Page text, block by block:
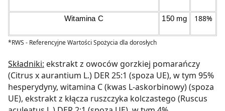
Witamina C 150 mg 188%
*RWS - Referencyjne Wartości Spożycia dla dorosłych
Składniki: ekstrakt z owoców gorzkiej pomarańczy
(Citrus x aurantium L.) DER 25:1 (spoza UE), w tym 95%
hesperydyny, witamina C (kwas L-askorbinowy) (spoza
UE), ekstrakt z kłącza ruszczyka kolczastego (Ruscus